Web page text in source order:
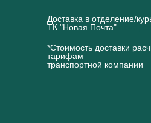
Доставка в отделение/
ТК "Новая Почта"
*Стоимость доставки
тарифам
транспортной компании